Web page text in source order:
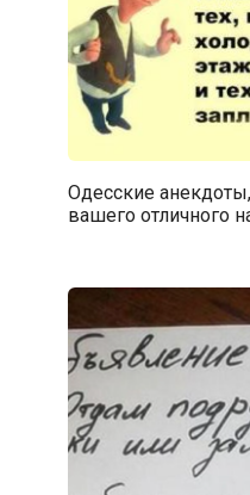
Одесские
вашего отличного